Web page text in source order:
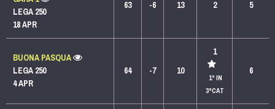
LEGA 250
18 APR
63 -6 13 2 5
BUONA PASQUA
LEGA 250
4 APR
64 -7 10
1
1º IN
3ªCAT
6